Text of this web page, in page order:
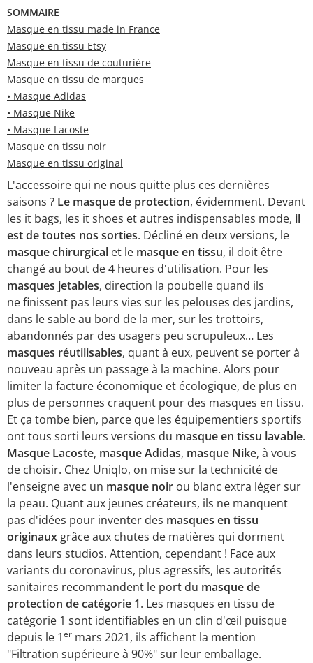
SOMMAIRE
Masque en tissu made in France
Masque en tissu Etsy
Masque en tissu de couturière
Masque en tissu de marques
• Masque Adidas
• Masque Nike
• Masque Lacoste
Masque en tissu noir
Masque en tissu original
L'accessoire qui ne nous quitte plus ces dernières
saisons ? Le masque de protection, évidemment. Devant
les it bags, les it shoes et autres indispensables mode, il
est de toutes nos sorties. Décliné en deux versions, le
masque chirurgical et le masque en tissu, il doit être
changé au bout de 4 heures d'utilisation. Pour les
masques jetables, direction la poubelle quand ils
ne finissent pas leurs vies sur les pelouses des jardins,
dans le sable au bord de la mer, sur les trottoirs,
abandonnés par des usagers peu scrupuleux… Les
masques réutilisables, quant à eux, peuvent se porter à
nouveau après un passage à la machine. Alors pour
limiter la facture économique et écologique, de plus en
plus de personnes craquent pour des masques en tissu.
Et ça tombe bien, parce que les équipementiers sportifs
ont tous sorti leurs versions du masque en tissu lavable.
Masque Lacoste, masque Adidas, masque Nike, à vous
de choisir. Chez Uniqlo, on mise sur la technicité de
l'enseigne avec un masque noir ou blanc extra léger sur
la peau. Quant aux jeunes créateurs, ils ne manquent
pas d'idées pour inventer des masques en tissu
originaux grâce aux chutes de matières qui dorment
dans leurs studios. Attention, cependant ! Face aux
variants du coronavirus, plus agressifs, les autorités
sanitaires recommandent le port du masque de
protection de catégorie 1. Les masques en tissu de
catégorie 1 sont identifiables en un clin d'œil puisque
depuis le 1er mars 2021, ils affichent la mention
"Filtration supérieure à 90%" sur leur emballage.